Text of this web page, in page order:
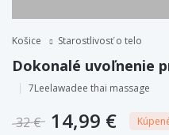
Košice Starostlivosť o telo
Dokonalé uvoľnenie
7Leelawadee thai massage
32 € 14,99 €